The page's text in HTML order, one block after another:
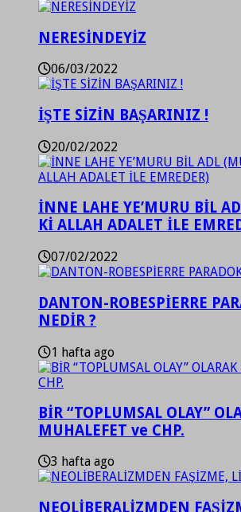
NERESİNDEYİZ
06/03/2022
İŞTE SİZİN BAŞARINIZ !
20/02/2022
İNNE LAHE YE’MURU BİL
Kİ ALLAH ADALET İLE
07/02/2022
DANTON-ROBESPİERRE
NEDİR ?
1 hafta ago
BİR “TOPLUMSAL OLAY”
MUHALEFET ve CHP.
3 hafta ago
NEOLİBERALİZMDEN